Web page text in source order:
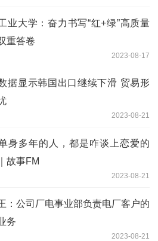
业大学：奋力书写“红+绿”高质量
重答卷
2023-08-17
据显示韩国出口继续下滑 贸易形
2023-08-21
身多年的人，都是咋谈上恋爱的
故事FM
2023-08-21
：公司厂电事业部负责电厂客户的
务
2023-08-21